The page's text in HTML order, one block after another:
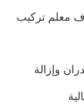
معلم تركيب
وإزالة